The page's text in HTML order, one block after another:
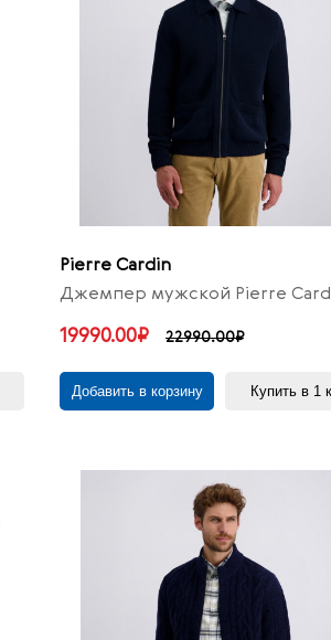
Pierre Cardin
Джемпер мужской Pierre
19990.00₽ 22990.00₽
Добавить в корзину Купить в 1